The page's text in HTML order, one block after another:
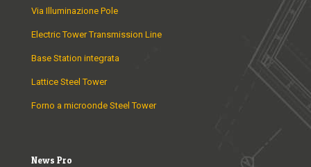
Via Illuminazione Pole
Electric Tower Transmission Line
Base Station integrata
Lattice Steel Tower
Forno a microonde Steel Tower
News Pro